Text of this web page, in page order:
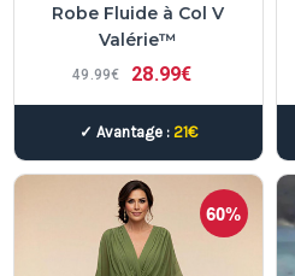
Robe Fluide à Col V
Valérie™
49 99€ 28 99€
✓ Avantage : 21€
60%